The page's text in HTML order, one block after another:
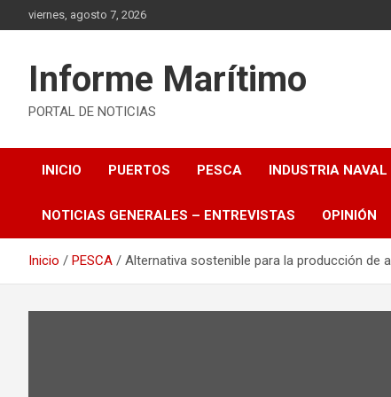
al
viernes, agosto 7, 2026
Informe Marítimo
PORTAL DE NOTICIAS
INICIO PUERTOS PESCA INDUSTRIA NAVAL
NOTICIAS GENERALES – ENTREVISTAS OPINIÓN
Inicio PESCA Alternativa sostenible para la producción de